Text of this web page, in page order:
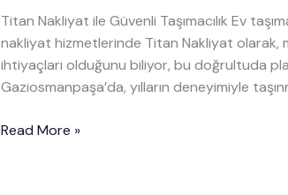
Titan Nakliyat ile Güvenli Taşımacılık Ev
nakliyat hizmetlerinde Titan Nakliyat olarak,
ihtiyaçları olduğunu biliyor, bu doğrultuda
Gaziosmanpaşa’da, yılların deneyimiyle
Gaziosmanpaşa
Read More »